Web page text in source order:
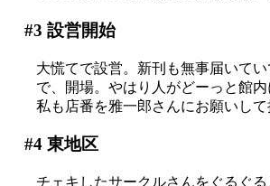
#3 設営開始
大慌てで設営。新刊も無事届いて
で、開場。やはり人がどーっと館内
私も店番を雅一郎さんにお願いし
#4東地区
チェキしたサークルさんをぐるぐる